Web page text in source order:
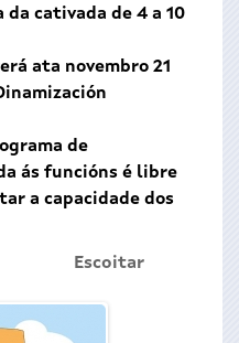
cativada de 4 a 10
ata novembro 21
de
ás funcións é libre
a capacidade dos
Escoitar